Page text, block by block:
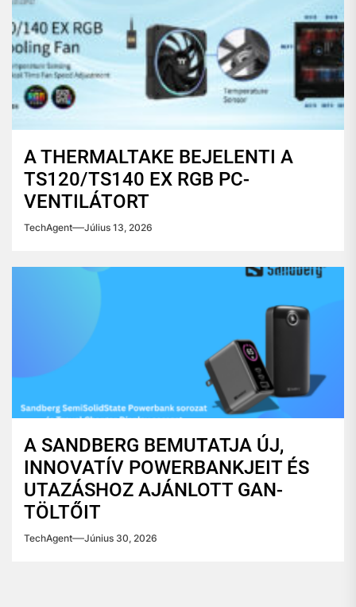
A THERMALTAKE BEJELENTI A
TS120/TS140 EX RGB PC-
VENTILÁTORT
TechAgent Július 13, 2026
A SANDBERG BEMUTATJA ÚJ,
INNOVATÍV POWERBANKJEIT ÉS
UTAZÁSHOZ AJÁNLOTT GAN-
TÖLTŐIT
TechAgent Június 30, 2026